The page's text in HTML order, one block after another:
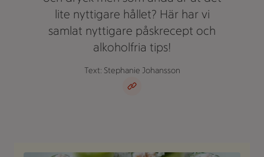
lite nyttigare hållet? Här har vi
samlat nyttigare påskrecept och
alkoholfria tips!
Text: Stephanie Johansson